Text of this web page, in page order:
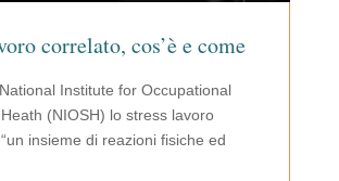
correlato, cos’è e come
Institute for Occupational
(NIOSH) lo stress lavoro
insieme di reazioni fisiche ed